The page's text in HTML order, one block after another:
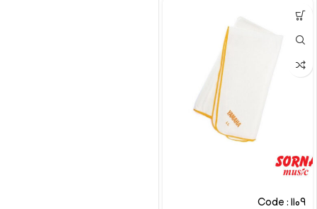
Code : 1109